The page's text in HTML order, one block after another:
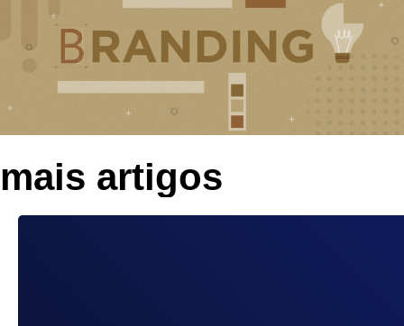
mais artigos